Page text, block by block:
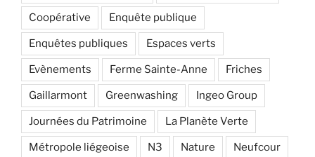
Coopérative Enquête publique
Enquêtes publiques Espaces verts
Evènements Ferme Sainte-Anne Friches
Gaillarmont Greenwashing Ingeo Group
Journées du Patrimoine La Planète Verte
Métropole liégeoise N3 Nature Neufcour